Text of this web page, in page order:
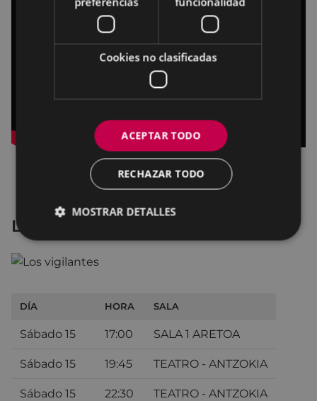
Los vigilantes
DÍA HORA SALA
Sábado 15 17:00 SALA 1 ARETOA
Sábado 15 19:45 TEATRO - ANTZOKIA
Sábado 15 22:30 TEATRO - ANTZOKIA
Cookies no clasificadas
ACEPTAR TODO
RECHAZAR TODO
MOSTRAR DETALLES